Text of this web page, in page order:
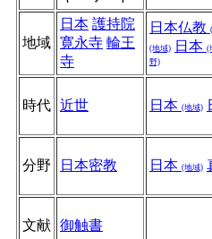
地域
日本 護持院
寛永寺 輪王
寺
日本仏教
(地域) 日本 (
野)
時代 近世 日本 (地域)
分野 日本密教 日本 (地域)
文献 御触書